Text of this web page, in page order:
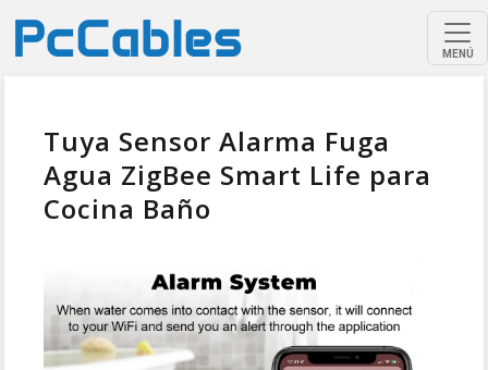
MENÚ
Tuya Sensor Alarma Fuga
Agua ZigBee Smart Life para
Cocina Baño